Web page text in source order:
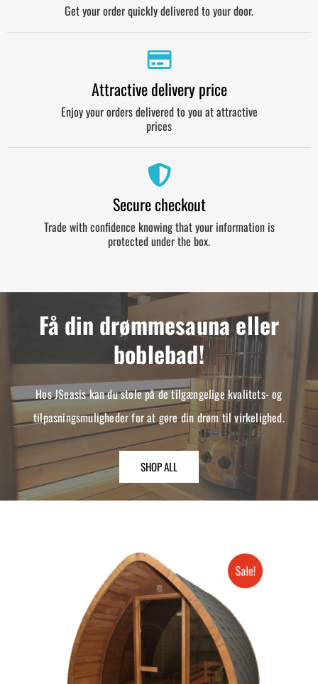
Get your order quickly delivered to your door.
Attractive delivery price
Enjoy your orders delivered to you at attractive
prices
Secure checkout
Trade with confidence knowing that your information is
protected under the box.
Få din drømmesauna eller
boblebad!
Hos JSoasis kan du stole på de tilgængelige kvalitets- og
tilpasningsmuligheder for at gøre din drøm til virkelighed.
SHOP ALL